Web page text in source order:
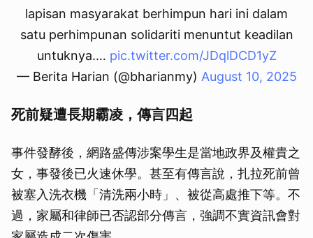
lapisan masyarakat berhimpun hari ini dalam
satu perhimpunan solidariti menuntut keadilan
untuknya.… pic.twitter.com/JDqlDCD1yZ
— Berita Harian (@bharianmy) August 10, 2025
死前疑遭長期霸凌，傳言四起
事件發酵後，網路盛傳涉案學生是當地政界及權貴之
女，事發後已火速休學。甚至有傳言說，扎拉死前曾
被塞入洗衣機「清洗兩小時」、被從高處推下等。不
過，家屬和律師已否認部分傳言，強調不實資訊會對